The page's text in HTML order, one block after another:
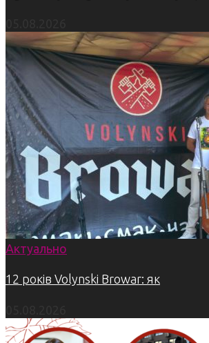
Актуально
12 років Volynski Browar: як